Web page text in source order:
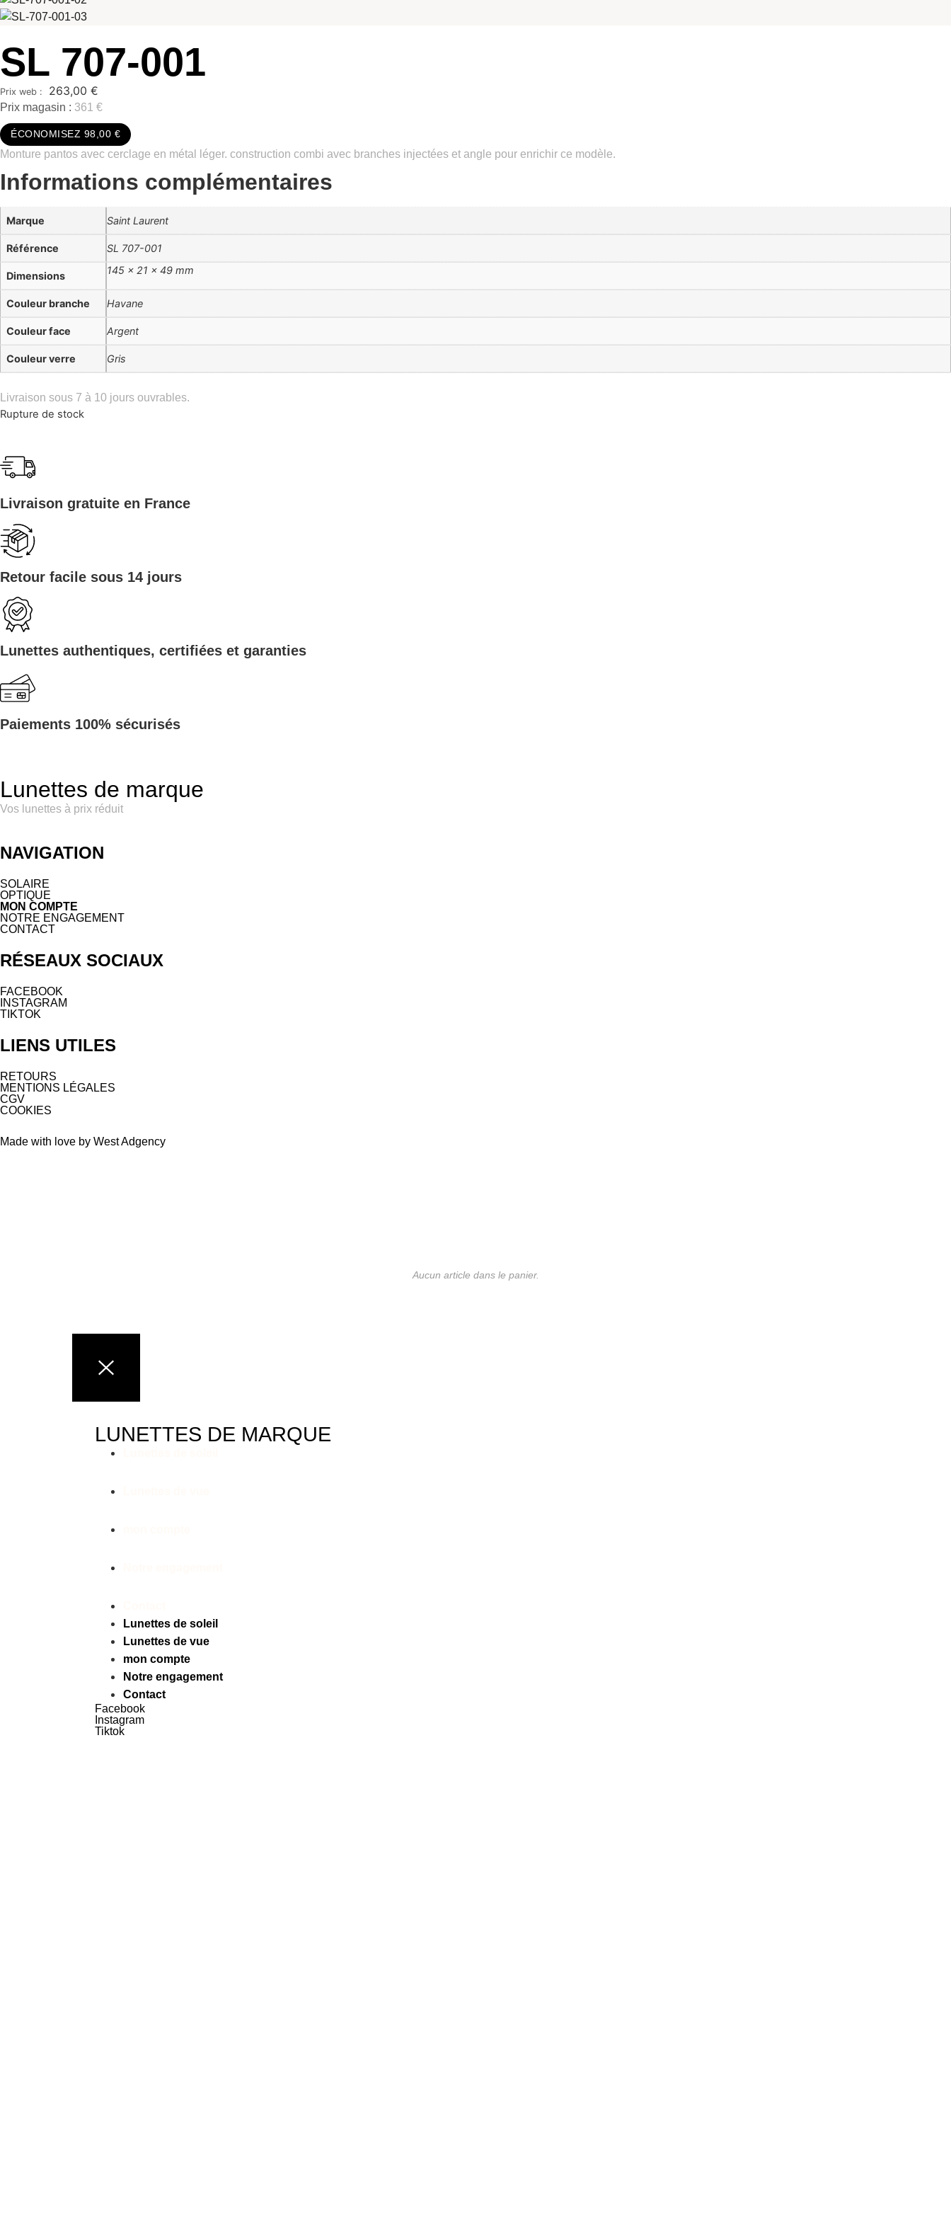
SL 707-001
263,00 €
Prix magasin : 361 €
ÉCONOMISEZ 98,00 €
Monture pantos avec cerclage en métal léger. construction combi avec branches injectées et angle pour enrichir ce modèle.
Informations complémentaires
Référence SL 707-001
Dimensions 145 × 21 × 49 mm
Couleur branche Havane
Couleur face Argent
Couleur verre Gris
Marque Saint Laurent
Livraison sous 7 à 10 jours ouvrables.
Rupture de stock
Livraison gratuite en France
Retour facile sous 14 jours
Lunettes authentiques, certifiées et garanties
Paiements 100% sécurisés
Lunettes de marque
Vos lunettes à prix réduit
NAVIGATION
SOLAIRE
OPTIQUE
MON COMPTE
NOTRE ENGAGEMENT
CONTACT
RÉSEAUX SOCIAUX
FACEBOOK
INSTAGRAM
TIKTOK
LIENS UTILES
RETOURS
MENTIONS LÉGALES
CGV
COOKIES
Made with love by West Adgency
Aucun article dans le panier.
LUNETTES DE MARQUE
Lunettes de soleil
Lunettes de vue
mon compte
Notre engagement
Contact
Facebook
Instagram
Tiktok